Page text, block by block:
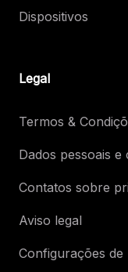
Dispositivos
Legal
Termos &
Dados pessoais e
Contatos sobre
Aviso legal
Configurações de